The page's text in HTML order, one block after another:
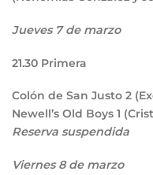
Jueves 7 de marzo
21.30 Primera
Colón de San Justo 2
Newell’s Old Boys 1
Reserva suspendida
Viernes 8 de marzo